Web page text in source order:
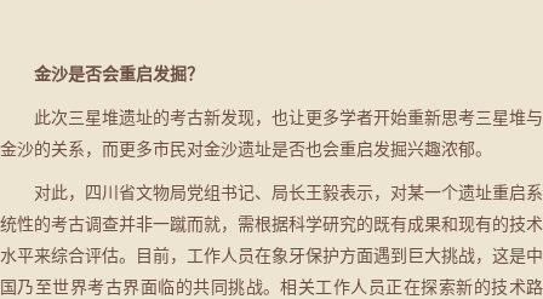
金沙是否会重启发掘？
此次三星堆遗址的考古新发现，也让更多学者开始重新思考三星堆与
金沙的关系，而更多市民对金沙遗址是否也会重启发掘兴趣浓郁。
对此，四川省文物局党组书记、局长王毅表示，对某一个遗址重启系
统性的考古调查并非一蹴而就，需根据科学研究的既有成果和现有的技术
水平来综合评估。目前，工作人员在象牙保护方面遇到巨大挑战，这是中
国乃至世界考古界面临的共同挑战。相关工作人员正在探索新的技术路